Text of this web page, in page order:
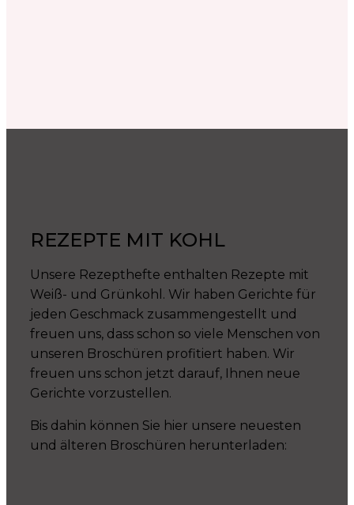
REZEPTE MIT KOHL
Unsere Rezepthefte enthalten Rezepte mit
Weiß- und Grünkohl. Wir haben Gerichte für
jeden Geschmack zusammengestellt und
freuen uns, dass schon so viele Menschen von
unseren Broschüren profitiert haben. Wir
freuen uns schon jetzt darauf, Ihnen neue
Gerichte vorzustellen.
Bis dahin können Sie hier unsere neuesten
und älteren Broschüren herunterladen: